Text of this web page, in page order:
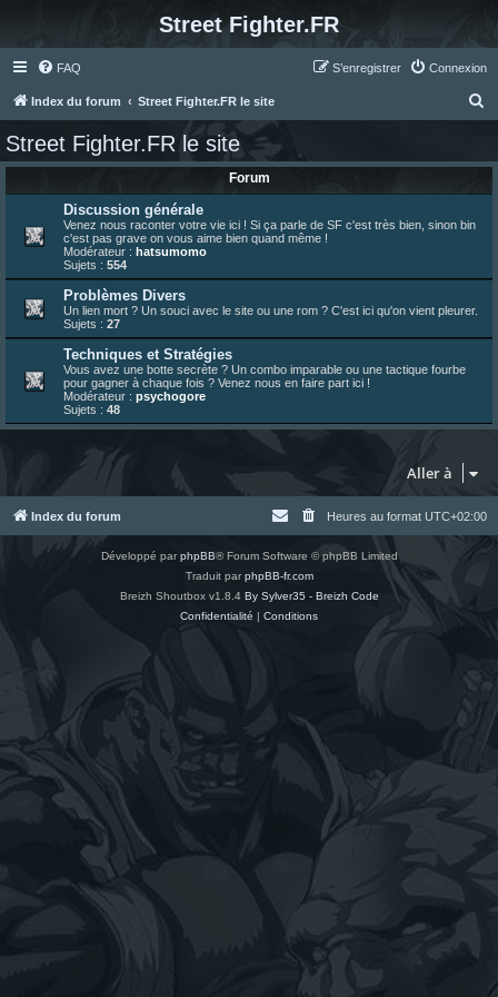
Street Fighter.FR
FAQ Connexion
S’enregistrer
Index du forum Street Fighter.FR le site
r
Street Fighter.FR le site
Forum
Discussion générale
Venez nous raconter votre vie ici ! Si ça parle de SF c'est très bien, sinon bin
c'est pas grave on vous aime bien quand même !
Modérateur : hatsumomo
Sujets : 554
Problèmes Divers
Un lien mort ? Un souci avec le site ou une rom ? C'est ici qu'on vient pleurer.
Sujets : 27
Techniques et Stratégies
Vous avez une botte secrète ? Un combo imparable ou une tactique fourbe
pour gagner à chaque fois ? Venez nous en faire part ici !
Modérateur : psychogore
Sujets : 48
Aller à
Index du forum Heures au format UTC+02:00
Développé parphpBB® Forum Software © phpBB Limited
Traduit par phpBB-fr.com
Breizh Shoutbox v1.8.4 By Sylver35 - Breizh Code
Confidentialité | Conditions